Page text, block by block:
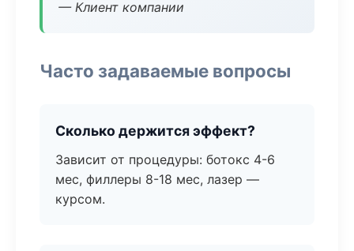
— Клиент компании
Часто задаваемые вопросы
Сколько держится эффект?
Зависит от процедуры: ботокс 4-6
мес, филлеры 8-18 мес, лазер —
курсом.